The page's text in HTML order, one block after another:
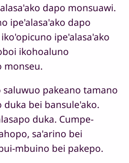
dapo monsuawi.
ipe'alasa'ako dapo
ipe'alasa'ako
ikohoaluno
monseu.
saluwuo pakeano tamano
bei bansule'ako.
duka. Cumpe-
sa'arino bei
mbuino bei pakepo.